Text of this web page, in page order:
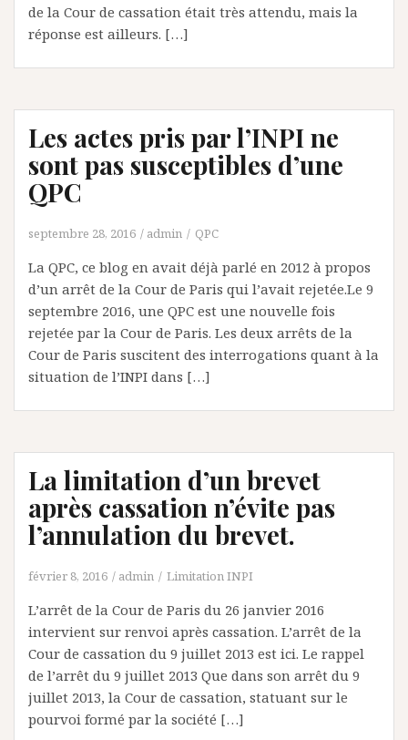
de la Cour de cassation était très attendu, mais la
réponse est ailleurs. […]
Les actes pris par l’INPI ne
sont pas susceptibles d’une
QPC
septembre 28, 2016 admin QPC
La QPC, ce blog en avait déjà parlé en 2012 à propos
d’un arrêt de la Cour de Paris qui l’avait rejetée.Le 9
septembre 2016, une QPC est une nouvelle fois
rejetée par la Cour de Paris. Les deux arrêts de la
Cour de Paris suscitent des interrogations quant à la
situation de l’INPI dans […]
La limitation d’un brevet
après cassation n’évite pas
l’annulation du brevet.
février 8, 2016 admin Limitation INPI
L’arrêt de la Cour de Paris du 26 janvier 2016
intervient sur renvoi après cassation. L’arrêt de la
Cour de cassation du 9 juillet 2013 est ici. Le rappel
de l’arrêt du 9 juillet 2013 Que dans son arrêt du 9
juillet 2013, la Cour de cassation, statuant sur le
pourvoi formé par la société […]